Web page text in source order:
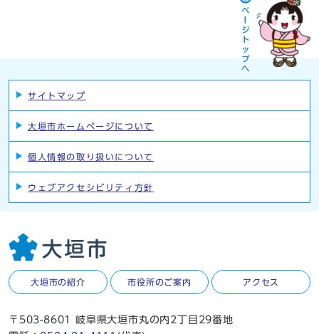
サイトマップ
大垣市ホームページについて
個人情報の取り扱いについて
ウェブアクセシビリティ方針
大垣市の紹介 市役所のご案内 アクセス
〒503-8601 岐阜県大垣市丸の内2丁目29番地